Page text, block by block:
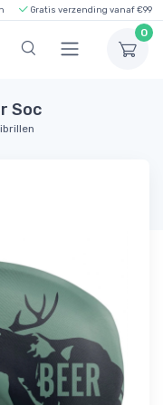
Gratis verzending vanaf €99
0
Soc